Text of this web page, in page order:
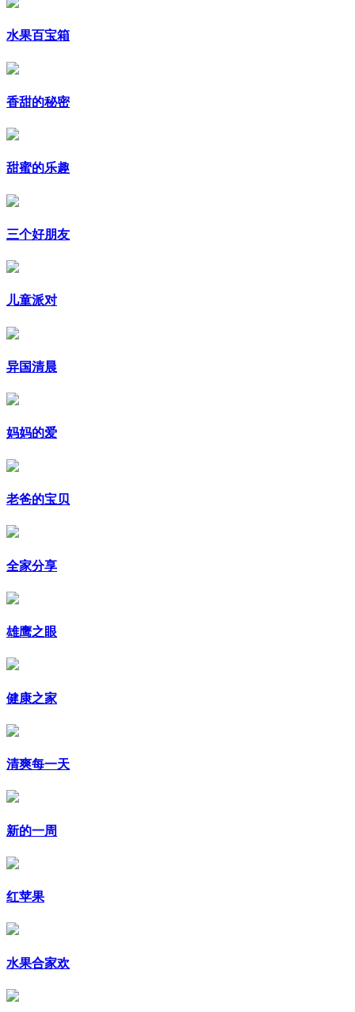
水果百宝箱
香甜的秘密
甜蜜的乐趣
三个好朋友
儿童派对
异国清晨
妈妈的爱
老爸的宝贝
全家分享
雄鹰之眼
健康之家
清爽每一天
新的一周
红苹果
水果合家欢